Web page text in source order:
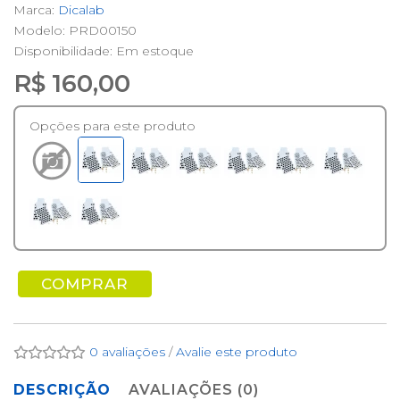
Marca: Dicalab
Modelo: PRD00150
Disponibilidade: Em estoque
R$ 160,00
Opções para este produto
COMPRAR
0 avaliações /Avalie este produto
DESCRIÇÃO AVALIAÇÕES (0)